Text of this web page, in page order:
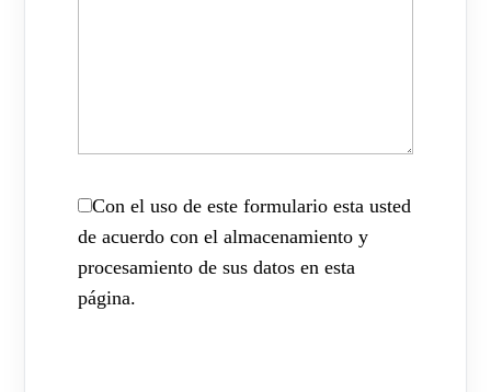
Con el uso de este formulario esta usted
de acuerdo con el almacenamiento y
procesamiento de sus datos en esta
página.